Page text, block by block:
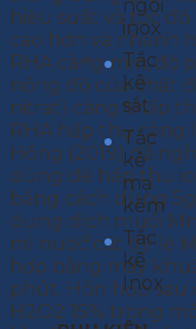
ngói
inox
Tắc
kê
sắt
Tắc
kê
mạ
kẽm
Tắc
kê
Inox
hiệu suất và tốc
cao hơn và nhanh
RHA càng mịn, độ
nồng độ của chất
nitrat) càng thấp
RHA hấp thụ càng
Hồng (2019) đã
dùng để hấp thu
bằng cách dùng
dung dịch muối
ml nước cất (tỷ lệ
hợp bằng máy
phút. Hỗn hợp sau
H2O2 15% trong